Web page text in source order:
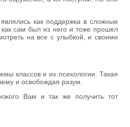
как поддержка в сложные
сам был из него и тоже прошел
на все с улыбкой, и своими
классов и их психологии. Такая
и освобождая разум.
Вам и так же получить тот